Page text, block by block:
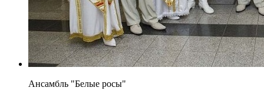
Ансамбль "Белые росы"